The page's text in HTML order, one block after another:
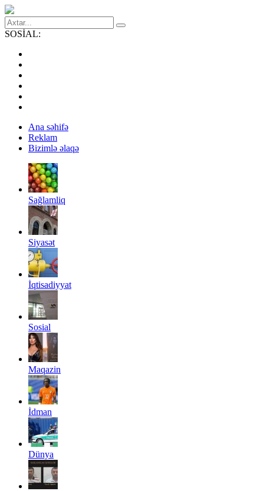
SOSİAL:
Ana səhifə
Reklam
Bizimlə əlaqə
Sağlamliq
Siyasət
İqtisadiyyat
Sosial
Maqazin
İdman
Dünya